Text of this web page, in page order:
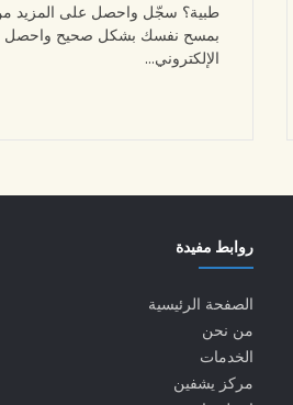
طبية؟ سجّل واحصل على المزيد
بمسح نفسك بشكل صحيح واحصل
الإلكتروني...
روابط مفيدة
الصفحة الرئيسية
من نحن
الخدمات
مركز يشفين